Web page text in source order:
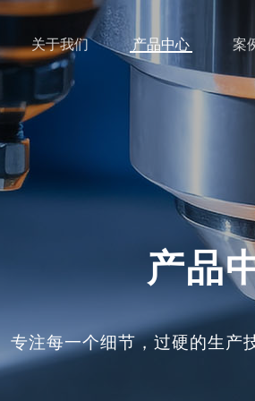
关于我们 产品中心 案
产品
专注每一个细节，过硬的生产